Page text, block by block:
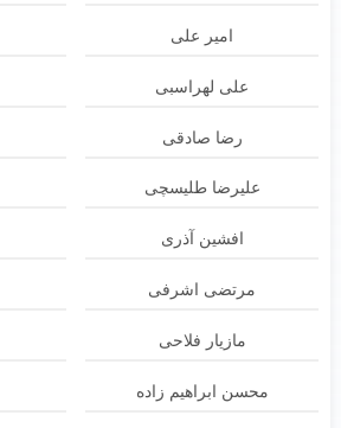
امیر علی
علی لهراسبی
رضا صادقی
علیرضا طلیسچی
افشین آذری
مرتضی اشرفی
مازیار فلاحی
محسن ابراهیم زاده